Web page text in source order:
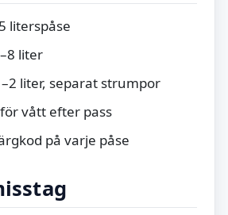
literspåse
liter
liter, separat strumpor
vått efter pass
på varje påse